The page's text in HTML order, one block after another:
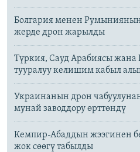
Болгария менен
жерде дрон жарылды
Түркия, Сауд Арабиясы жана
тууралуу келишим кабыл
Украинанын дрон
мунай заводдору өрттөндү
Кемпир-Абаддын жээгинен
жок сөөгү табылды